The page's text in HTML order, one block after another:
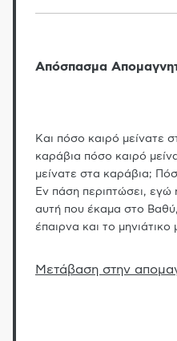
Απόσπασμα
Και πόσο καιρό μείνατε
καράβια πόσο καιρό
μείνατε στα καράβια;
Εν πάση περιπτώσει,
αυτή που έκαμα στο
έπαιρνα και το
Μετάβαση στην